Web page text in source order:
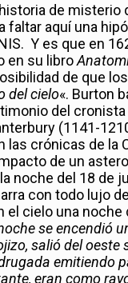
de misterio
faltar aquí una
Y es que en
en su libro
de que
del cielo«. Burton
del
(1141-
las crónicas de la
de un
noche del 18 de
con todo lujo
el cielo una noche
se encendió
salió del oeste
emitiendo
eran como